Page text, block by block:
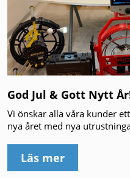
God Jul & Gott Nytt
Vi önskar alla våra kunder
nya året med nya
Läs mer